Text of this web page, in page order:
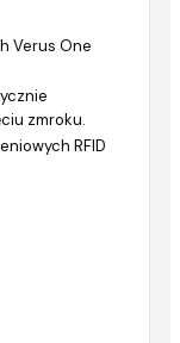
Verus One
zmroku.
RFID